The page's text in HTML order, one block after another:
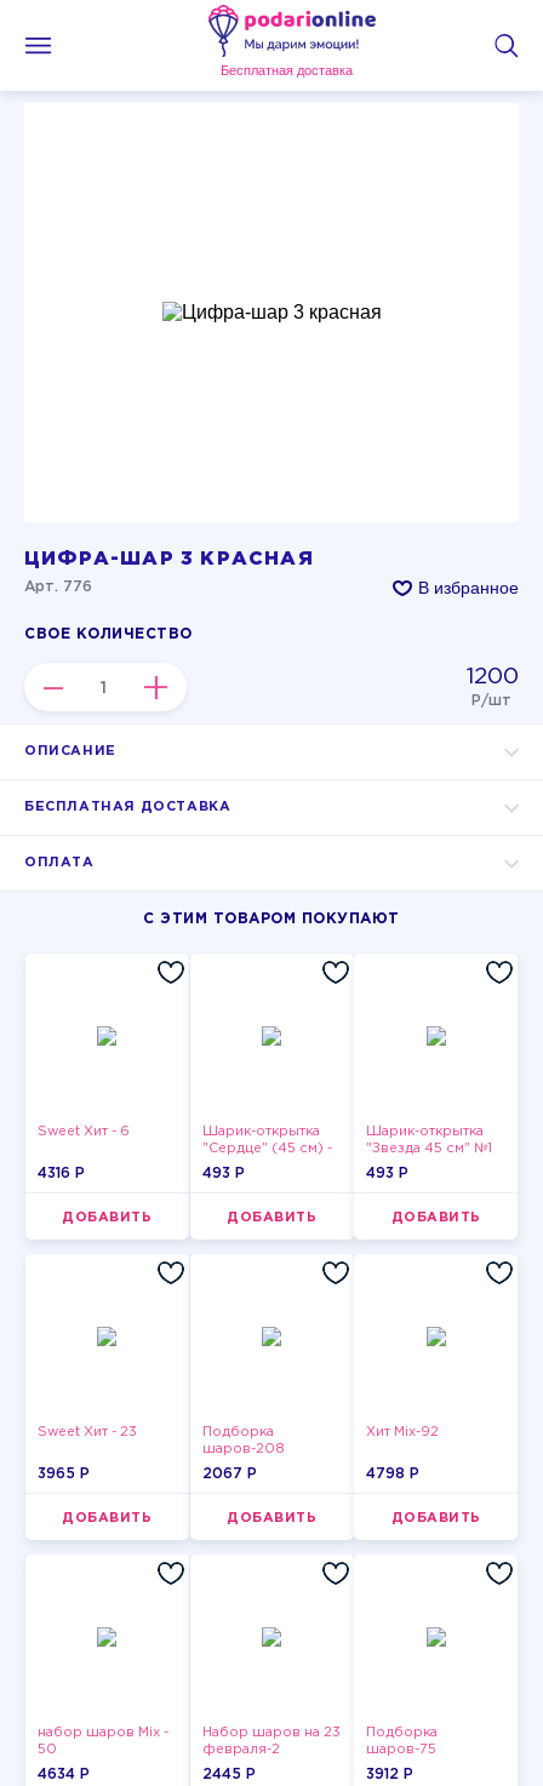
Бесплатная доставка
ЦИФРА-ШАР 3 КРАСНАЯ
Арт. 776 В избранное
СВОЕ КОЛИЧЕСТВО
– + 1200
Р/шт
ОПИСАНИЕ
БЕСПЛАТНАЯ ДОСТАВКА
ОПЛАТА
С ЭТИМ ТОВАРОМ ПОКУПАЮТ
Sweet Хит - 6
4316 P
ДОБАВИТЬ
Шарик-открытка
"Сердце" (45 см) -
2
493 P
ДОБАВИТЬ
Шарик-открытка
"Звезда 45 см" №1
493 P
ДОБАВИТЬ
Sweet Хит - 23
3965 P
ДОБАВИТЬ
Подборка
шаров-208
2067 P
ДОБАВИТЬ
Хит Mix-92
4798 P
ДОБАВИТЬ
набор шаров Mix -
50
4634 P
Набор шаров на 23
февраля-2
2445 P
Подборка
шаров-75
3912 P